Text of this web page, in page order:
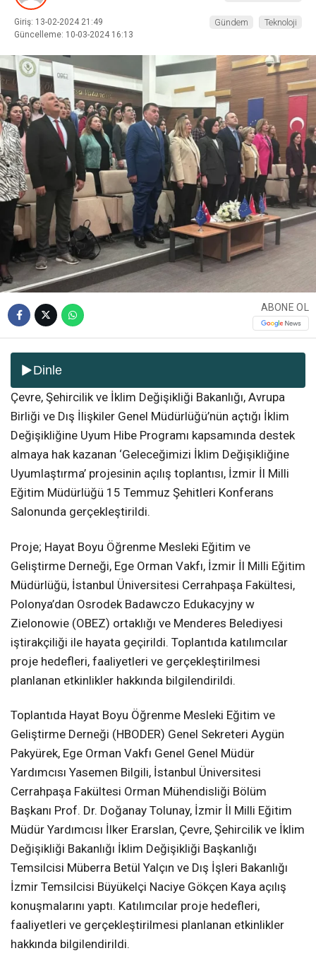
Giriş: 13-02-2024 21:49
Güncelleme: 10-03-2024 16:13
Gündem Teknoloji
ABONE OL
Dinle
Çevre, Şehircilik ve İklim Değişikliği Bakanlığı, Avrupa
Birliği ve Dış İlişkiler Genel Müdürlüğü’nün açtığı İklim
Değişikliğine Uyum Hibe Programı kapsamında destek
almaya hak kazanan ‘Geleceğimizi İklim Değişikliğine
Uyumlaştırma’ projesinin açılış toplantısı, İzmir İl Milli
Eğitim Müdürlüğü 15 Temmuz Şehitleri Konferans
Salonunda gerçekleştirildi.
Proje; Hayat Boyu Öğrenme Mesleki Eğitim ve
Geliştirme Derneği, Ege Orman Vakfı, İzmir İl Milli Eğitim
Müdürlüğü, İstanbul Üniversitesi Cerrahpaşa Fakültesi,
Polonya’dan Osrodek Badawczo Edukacyjny w
Zielonowie (OBEZ) ortaklığı ve Menderes Belediyesi
iştirakçiliği ile hayata geçirildi. Toplantıda katılımcılar
proje hedefleri, faaliyetleri ve gerçekleştirilmesi
planlanan etkinlikler hakkında bilgilendirildi.
Toplantıda Hayat Boyu Öğrenme Mesleki Eğitim ve
Geliştirme Derneği (HBODER) Genel Sekreteri Aygün
Pakyürek, Ege Orman Vakfı Genel Genel Müdür
Yardımcısı Yasemen Bilgili, İstanbul Üniversitesi
Cerrahpaşa Fakültesi Orman Mühendisliği Bölüm
Başkanı Prof. Dr. Doğanay Tolunay, İzmir İl Milli Eğitim
Müdür Yardımcısı İlker Erarslan, Çevre, Şehircilik ve İklim
Değişikliği Bakanlığı İklim Değişikliği Başkanlığı
Temsilcisi Müberra Betül Yalçın ve Dış İşleri Bakanlığı
İzmir Temsilcisi Büyükelçi Naciye Gökçen Kaya açılış
konuşmalarını yaptı. Katılımcılar proje hedefleri,
faaliyetleri ve gerçekleştirilmesi planlanan etkinlikler
hakkında bilgilendirildi.